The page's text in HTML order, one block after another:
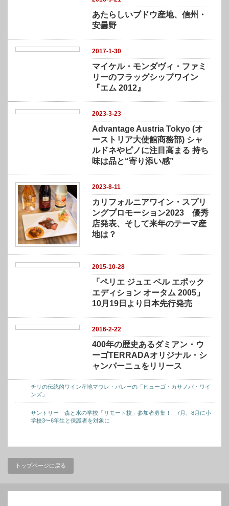
あたらしいブドウ産地、信州・
安曇野
2017-1-30
マイケル・モンダヴィ・ファミ
リーのフラッグシップワイン
『エム 2012』
2023-3-23
Advantage Austria Tokyo (オ
ーストリア大使館商務部) シャ
ルドネやピノに注目高まる 持ち
味は品と“寄り添い感”
2023-8-11
カリフォルニアワイン・スプリ
ングプロモーション2023 優秀
店発表、そして来年のテーマ産
地は？
2015-10-28
「ペリエ ジュエ ベル エポック
エディション オータム 2005」
10月19日より日本先行発売
2016-2-22
400年の歴史あるダミアン・ウ
ーゴTERRADAオリジナル・シ
ャンパーニュをリリース
チリの伝統的ワイン産地マウレ・バレーの「ヒューゴ・カサノバ・ワイ
ンズ」
サントリー 森と水の学校「リモート校」参加者募集！ 7月、8月に小
学校3〜6年生と保護者を対象に
トップページに戻る